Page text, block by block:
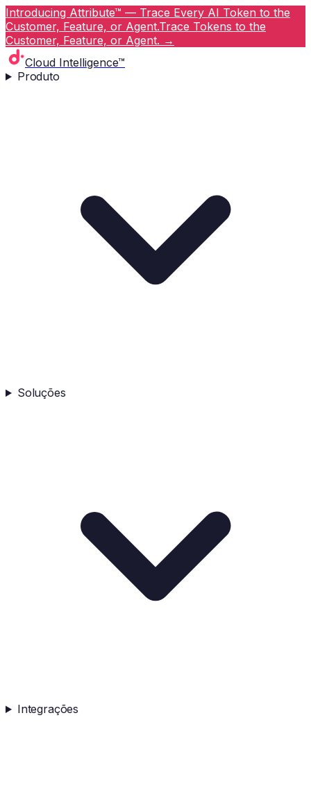
Introducing Attribute™ — Trace Every AI Token to the
Customer, Feature, or Agent.Trace Tokens to the
Customer, Feature, or Agent. →
Cloud Intelligence™
Produto
Soluções
Integrações